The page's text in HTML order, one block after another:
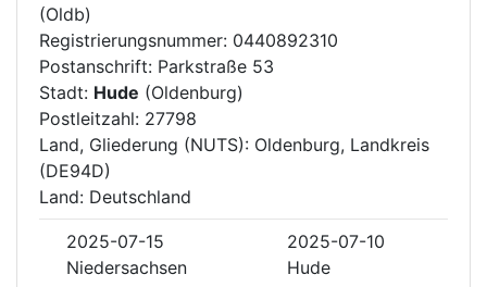
(Oldb)
Registrierungsnummer: 0440892310
Postanschrift: Parkstraße 53
Stadt: Hude (Oldenburg)
Postleitzahl: 27798
Land, Gliederung (NUTS): Oldenburg, Landkreis
(DE94D)
Land: Deutschland
2025-07-15
2025-07-10
Niedersachsen
Hude